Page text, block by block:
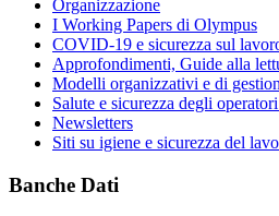
Organizzazione
I Working Papers di Olympus
COVID-19 e sicurezza sul
Approfondimenti, Guide alla
Modelli organizzativi e di
Salute e sicurezza degli
Newsletters
Siti su igiene e sicurezza del
Banche Dati